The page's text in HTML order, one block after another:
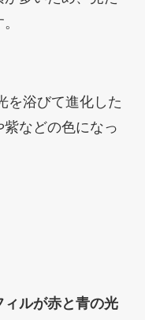
を浴びて進化した
などの色になっ
ィルが赤と青の光